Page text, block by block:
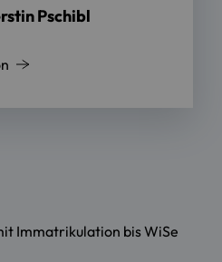
Pschibl
Immatrikulation bis WiSe